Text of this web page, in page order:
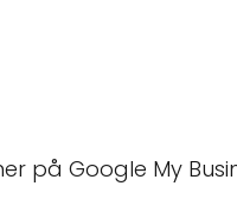
på Google My